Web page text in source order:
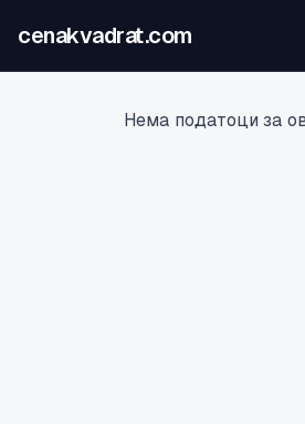
cenakvadrat.com
Нема податоци за